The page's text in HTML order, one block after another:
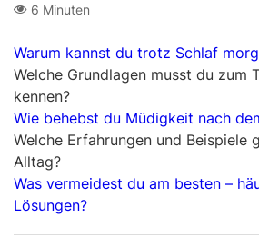
6 Minuten
Warum kannst du trotz Schlaf
Welche Grundlagen musst du zum
kennen?
Wie behebst du Müdigkeit nach
Welche Erfahrungen und Beispiele
Alltag?
Was vermeidest du am besten –
Lösungen?